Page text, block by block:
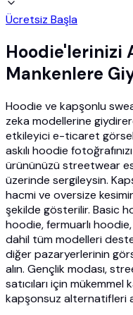
Ücretsiz Başla
Hoodie'lerinizi
Mankenlere
Hoodie ve kapşonlu
zeka modellerine
etkileyici e-ticaret
askılı hoodie
ürününüzü streetwear
üzerinde sergileysin.
hacmi ve oversize
şekilde gösterilir. Basic
hoodie, fermuarlı
dahil tüm modelleri
diğer pazaryerlerinin
alın. Gençlik modası,
satıcıları için
kapşonsuz alternatifleri